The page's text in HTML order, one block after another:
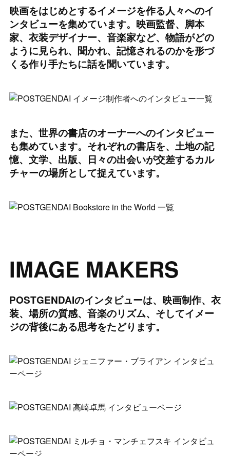
映画をはじめとするイメージを作る人々へのイ
ンタビューを集めています。映画監督、脚本
家、衣装デザイナー、音楽家など、物語がどの
ように見られ、聞かれ、記憶されるのかを形づ
くる作り手たちに話を聞いています。
また、世界の書店のオーナーへのインタビュー
も集めています。それぞれの書店を、土地の記
憶、文学、出版、日々の出会いが交差するカル
チャーの場所として捉えています。
IMAGE MAKERS
POSTGENDAIのインタビューは、映画制作、衣
装、場所の質感、音楽のリズム、そしてイメー
ジの背後にある思考をたどります。